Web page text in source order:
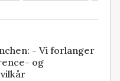
- Vi forlanger
og